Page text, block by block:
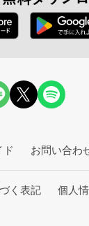
ド お問い合わ
く表記 個人